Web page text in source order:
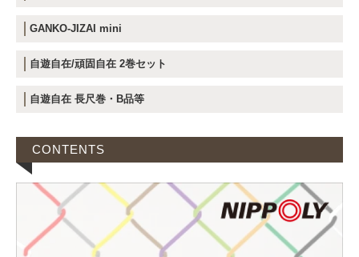
GANKO-JIZAI mini
自遊自在/頑固自在 2巻セット
自遊自在 長尺巻・B品等
CONTENTS